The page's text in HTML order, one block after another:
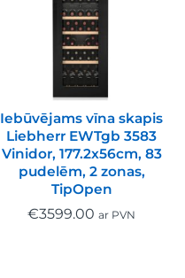
Iebūvējams vīna skapis
Liebherr EWTgb 3583
Vinidor, 177.2x56cm, 83
pudelēm, 2 zonas,
TipOpen
€3599.00 ar PVN